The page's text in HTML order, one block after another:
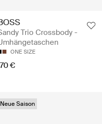
Trio Crossbody -
ONE SIZE
€
Neue Saison